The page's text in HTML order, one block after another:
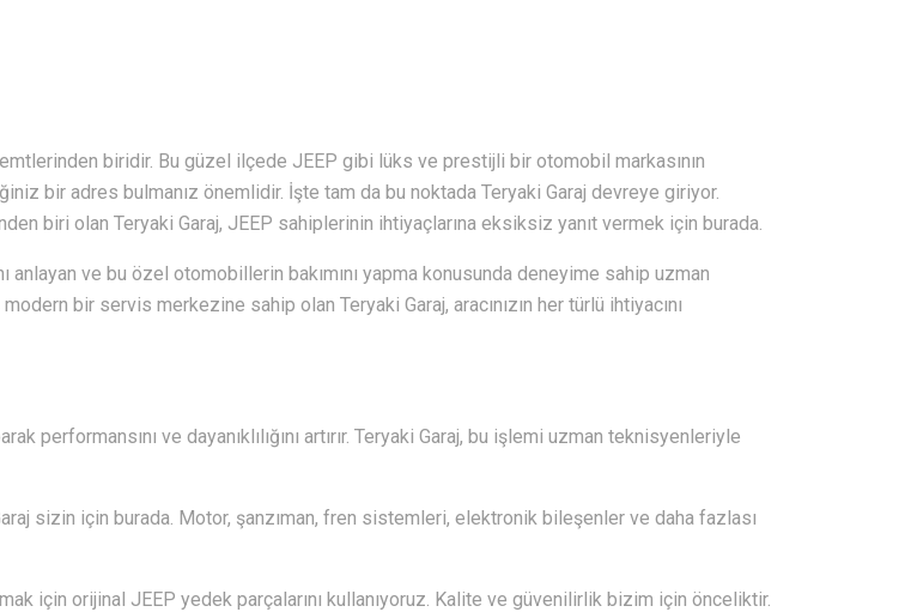
biridir. Bu güzel ilçede JEEP gibi lüks ve prestijli bir otomobil markasının
bir adres bulmanız önemlidir. İşte tam da bu noktada Teryaki Garaj devreye giriyor.
biri olan Teryaki Garaj, JEEP sahiplerinin ihtiyaçlarına eksiksiz yanıt vermek için burada.
anlayan ve bu özel otomobillerin bakımını yapma konusunda deneyime sahip uzman
bir servis merkezine sahip olan Teryaki Garaj, aracınızın her türlü ihtiyacını
performansını ve dayanıklılığını artırır. Teryaki Garaj, bu işlemi uzman teknisyenleriyle
sizin için burada. Motor, şanzıman, fren sistemleri, elektronik bileşenler ve daha fazlası
için orijinal JEEP yedek parçalarını kullanıyoruz. Kalite ve güvenilirlik bizim için önceliktir.